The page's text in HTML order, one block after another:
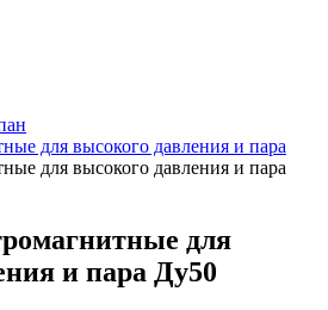
для высокого давления и пара
для высокого давления и пара
для
и пара Ду50